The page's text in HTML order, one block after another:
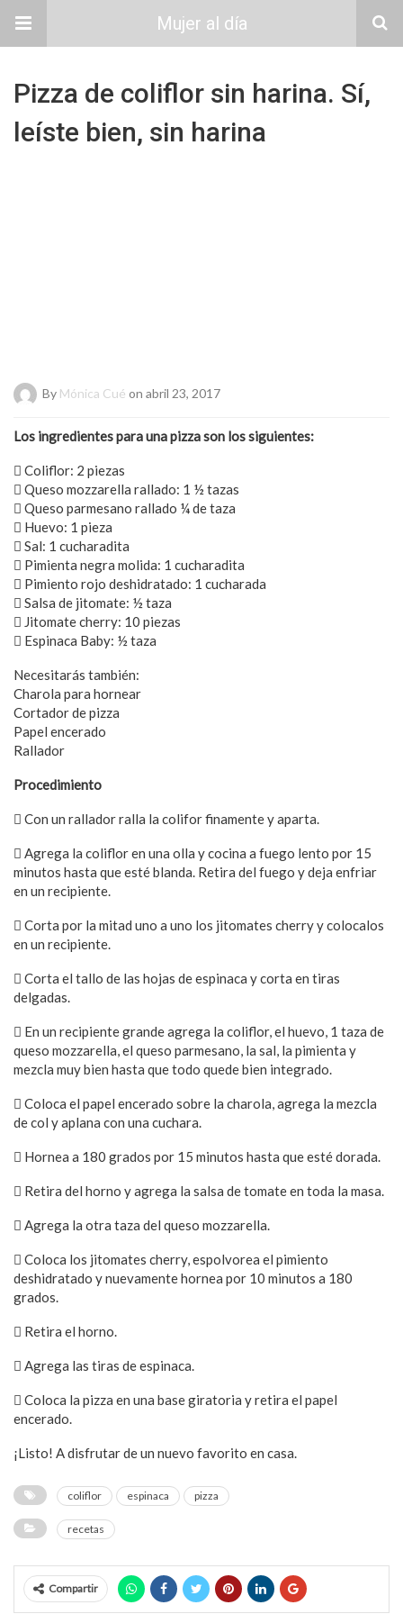
Mujer al día
Pizza de coliflor sin harina. Sí,
leíste bien, sin harina
By Mónica Cué on abril 23, 2017
Los ingredientes para una pizza son los siguientes:
 Coliflor: 2 piezas
 Queso mozzarella rallado: 1 ½ tazas
 Queso parmesano rallado ¼ de taza
 Huevo: 1 pieza
 Sal: 1 cucharadita
 Pimienta negra molida: 1 cucharadita
 Pimiento rojo deshidratado: 1 cucharada
 Salsa de jitomate: ½ taza
 Jitomate cherry: 10 piezas
 Espinaca Baby: ½ taza
Necesitarás también:
Charola para hornear
Cortador de pizza
Papel encerado
Rallador
Procedimiento
 Con un rallador ralla la colifor finamente y aparta.
 Agrega la coliflor en una olla y cocina a fuego lento por 15
minutos hasta que esté blanda. Retira del fuego y deja enfriar
en un recipiente.
 Corta por la mitad uno a uno los jitomates cherry y colocalos
en un recipiente.
 Corta el tallo de las hojas de espinaca y corta en tiras
delgadas.
 En un recipiente grande agrega la coliflor, el huevo, 1 taza de
queso mozzarella, el queso parmesano, la sal, la pimienta y
mezcla muy bien hasta que todo quede bien integrado.
 Coloca el papel encerado sobre la charola, agrega la mezcla
de col y aplana con una cuchara.
 Hornea a 180 grados por 15 minutos hasta que esté dorada.
 Retira del horno y agrega la salsa de tomate en toda la masa.
 Agrega la otra taza del queso mozzarella.
 Coloca los jitomates cherry, espolvorea el pimiento
deshidratado y nuevamente hornea por 10 minutos a 180
grados.
 Retira el horno.
 Agrega las tiras de espinaca.
 Coloca la pizza en una base giratoria y retira el papel
encerado.
¡Listo! A disfrutar de un nuevo favorito en casa.
coliflor espinaca pizza
recetas
Compartir